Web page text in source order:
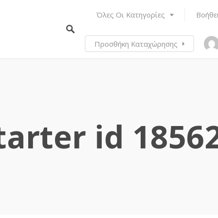
Όλες Οι Κατηγορίες
Προσθήκη Καταχώρησης
id